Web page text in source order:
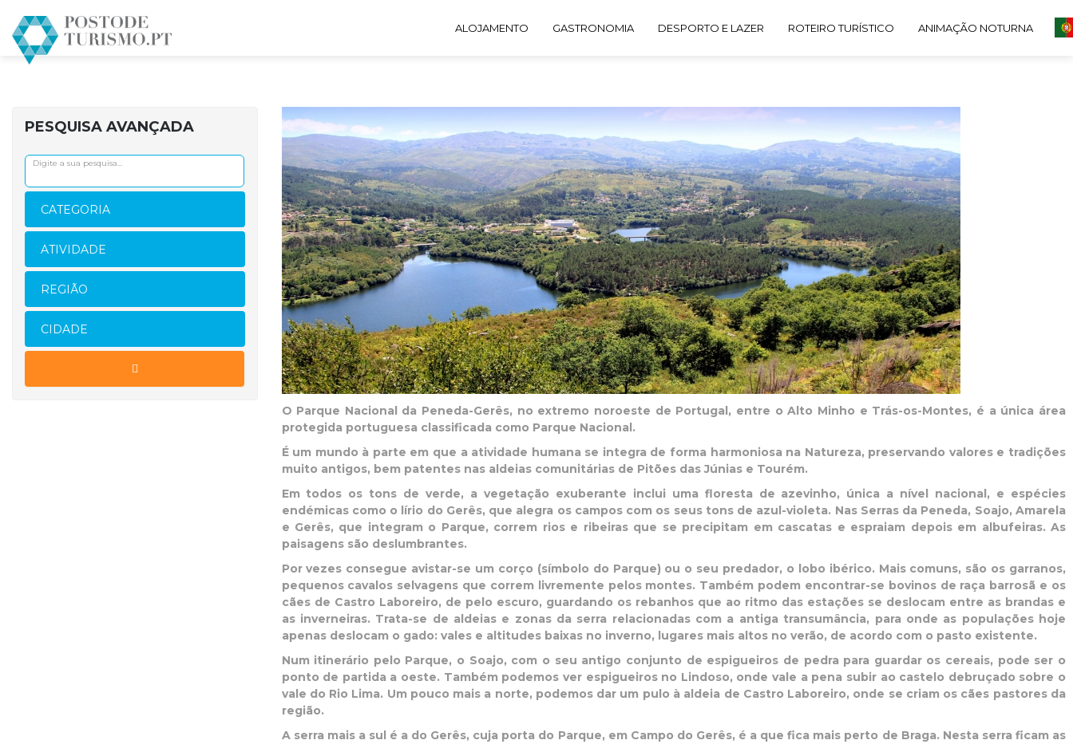
ALOJAMENTO GASTRONOMIA DESPORTO E LAZER ROTEIRO TURÍSTICO ANIMAÇÃO NOTURNA
PESQUISA AVANÇADA
CATEGORIA
ATIVIDADE
REGIÃO
CIDADE
O Parque Nacional da Peneda-Gerês, no extremo noroeste de Portugal, entre o Alto Minho e Trás-os-Montes, é a única área
protegida portuguesa classificada como Parque Nacional.
É um mundo à parte em que a atividade humana se integra de forma harmoniosa na Natureza, preservando valores e tradições
muito antigos, bem patentes nas aldeias comunitárias de Pitões das Júnias e Tourém.
Em todos os tons de verde, a vegetação exuberante inclui uma floresta de azevinho, única a nível nacional, e espécies
endémicas como o lírio do Gerês, que alegra os campos com os seus tons de azul-violeta. Nas Serras da Peneda, Soajo, Amarela
e Gerês, que integram o Parque, correm rios e ribeiras que se precipitam em cascatas e espraiam depois em albufeiras. As
paisagens são deslumbrantes.
Por vezes consegue avistar-se um corço (símbolo do Parque) ou o seu predador, o lobo ibérico. Mais comuns, são os garranos,
pequenos cavalos selvagens que correm livremente pelos montes. Também podem encontrar-se bovinos de raça barrosã e os
cães de Castro Laboreiro, de pelo escuro, guardando os rebanhos que ao ritmo das estações se deslocam entre as brandas e
as inverneiras. Trata-se de aldeias e zonas da serra relacionadas com a antiga transumância, para onde as populações hoje
apenas deslocam o gado: vales e altitudes baixas no inverno, lugares mais altos no verão, de acordo com o pasto existente.
Num itinerário pelo Parque, o Soajo, com o seu antigo conjunto de espigueiros de pedra para guardar os cereais, pode ser o
ponto de partida a oeste. Também podemos ver espigueiros no Lindoso, onde vale a pena subir ao castelo debruçado sobre o
vale do Rio Lima. Um pouco mais a norte, podemos dar um pulo à aldeia de Castro Laboreiro, onde se criam os cães pastores da
região.
A serra mais a sul é a do Gerês, cuja porta do Parque, em Campo do Gerês, é a que fica mais perto de Braga. Nesta serra ficam as